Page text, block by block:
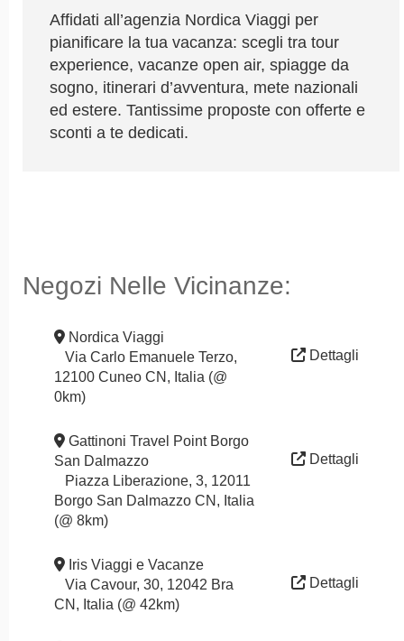
Affidati all’agenzia Nordica Viaggi per
pianificare la tua vacanza: scegli tra tour
experience, vacanze open air, spiagge da
sogno, itinerari d’avventura, mete nazionali
ed estere. Tantissime proposte con offerte e
sconti a te dedicati.
Negozi Nelle Vicinanze:
Nordica Viaggi
Via Carlo Emanuele Terzo,
12100 Cuneo CN, Italia (@
0km)
Dettagli
Gattinoni Travel Point Borgo
San Dalmazzo
Piazza Liberazione, 3, 12011
Borgo San Dalmazzo CN, Italia
(@ 8km)
Dettagli
Iris Viaggi e Vacanze
Via Cavour, 30, 12042 Bra
CN, Italia (@ 42km)
Dettagli